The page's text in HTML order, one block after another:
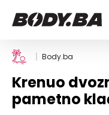
FITNESS
Vježbanje
Mršanje
Body.ba
Krenuo
pametno